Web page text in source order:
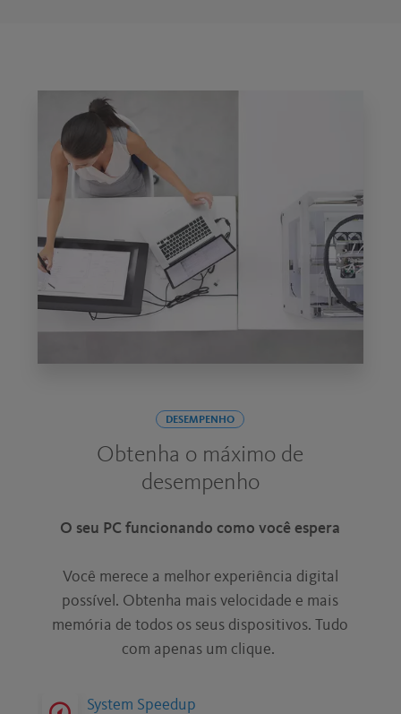
DESEMPENHO
Obtenha o máximo de
desempenho
O seu PC funcionando como você espera
Você merece a melhor experiência digital
possível. Obtenha mais velocidade e mais
memória de todos os seus dispositivos. Tudo
com apenas um clique.
System Speedup